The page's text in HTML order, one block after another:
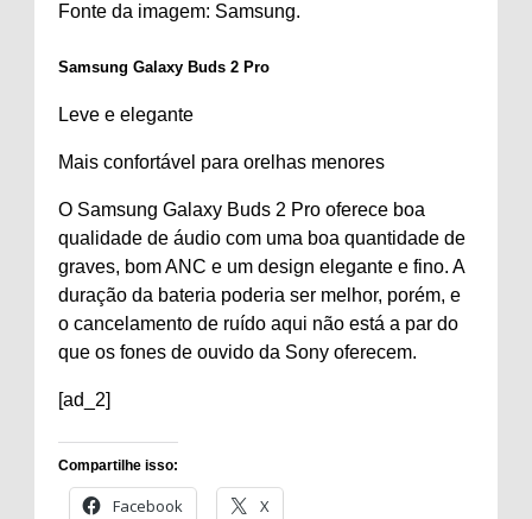
Fonte da imagem: Samsung.
Samsung Galaxy Buds 2 Pro
Leve e elegante
Mais confortável para orelhas menores
O Samsung Galaxy Buds 2 Pro oferece boa
qualidade de áudio com uma boa quantidade de
graves, bom ANC e um design elegante e fino. A
duração da bateria poderia ser melhor, porém, e
o cancelamento de ruído aqui não está a par do
que os fones de ouvido da Sony oferecem.
[ad_2]
Compartilhe isso:
Facebook X